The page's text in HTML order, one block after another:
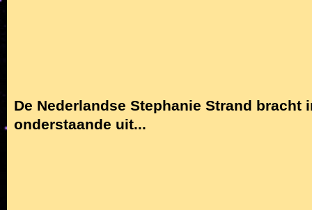
De Nederlandse Stephanie Strand bracht
onderstaande uit...